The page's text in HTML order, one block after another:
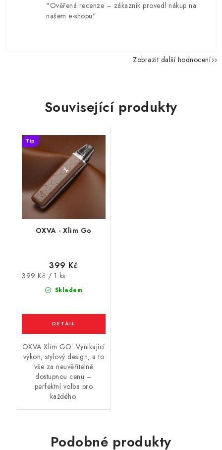
"Ověřená recenze – zákazník provedl nákup na
našem e-shopu"
Zobrazit další hodnocení
Související produkty
OXVA - Xlim Go
Tip
Skladem
399 Kč
Měrná
399 Kč / 1 ks
OXVA Xlim GO: Vynikající
výkon, stylový design, a to
vše za neuvěřitelně
dostupnou cenu –
perfektní volba pro
každého.
Podobné produkty